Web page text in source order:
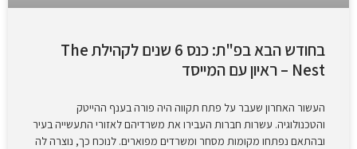
בחודש הבא בפ"ת: כנס 6 שנים לקהילת The
Nest – ראיון עם המייסד
העשור האחרון שעבר על פתח תקווה היה פורה בענף ההייטק
והטכנולוגיה. עשרות חברות העבירו את משרדיהם לאזורי התעשייה בעיר
ובהתאם נפתחו מקומות מסחר ומשרדים מפוארים. לנוכח כך, נוצרה לה